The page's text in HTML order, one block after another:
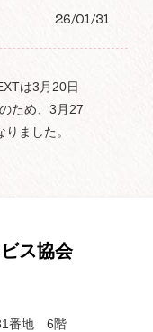
26/01/31
は3月20日
ため、3月27
ました。
ス協会
番地 6階